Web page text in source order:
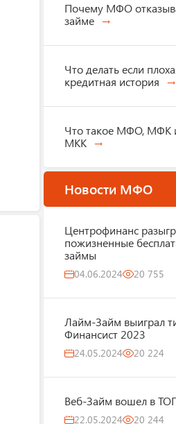
Почему МФО
займе
Что делать если
кредитная история
Что такое МФО, МФК
МКК
Новости МФО
Центрофинанс
пожизненные
займы
04.06.2024 20 755
Лайм-Займ выиграл
Финансист 2023
24.05.2024 20 224
Веб-Займ вошел в
22.05.2024 20 244